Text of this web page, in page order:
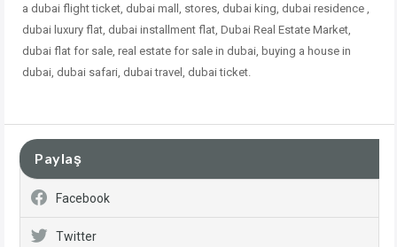
a dubai flight ticket, dubai mall, stores, dubai king, dubai residence ,
dubai luxury flat, dubai installment flat, Dubai Real Estate Market,
dubai flat for sale, real estate for sale in dubai, buying a house in
dubai, dubai safari, dubai travel, dubai ticket.
Paylaş
Facebook
Twitter